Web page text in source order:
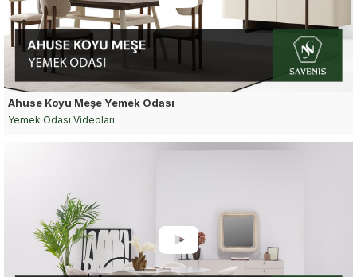
Ahuse Koyu Meşe Yemek Odası
Yemek Odası Videoları